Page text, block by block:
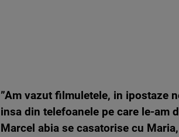
”Am vazut filmuletele, in ipostaze
insa din telefoanele pe care le-am
Marcel abia se casatorise cu